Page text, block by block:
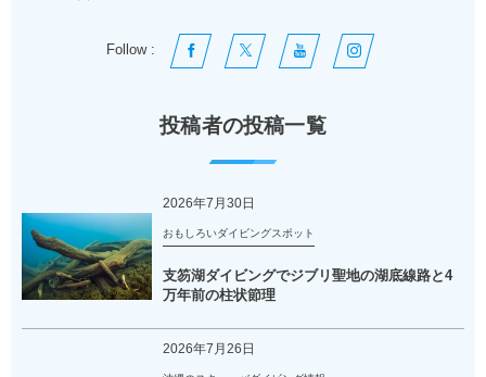
Follow :
投稿者の投稿一覧
2026年7月30日
おもしろいダイビングスポット
支笏湖ダイビングでジブリ聖地の湖底線路と4
万年前の柱状節理
2026年7月26日